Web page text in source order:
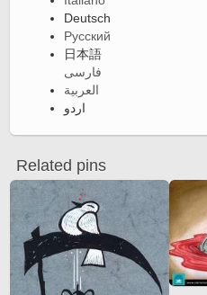
Deutsch
Русский
日本語
فارسی
العربية
اردو
Related pins